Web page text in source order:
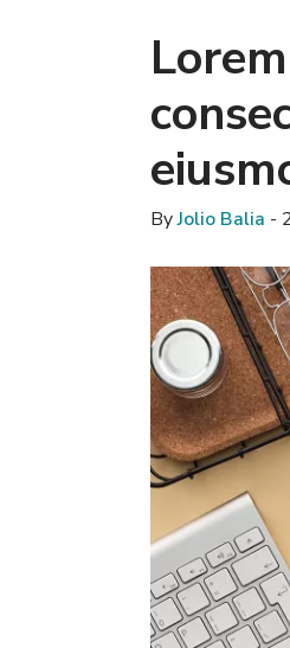
ByJolio Balia -